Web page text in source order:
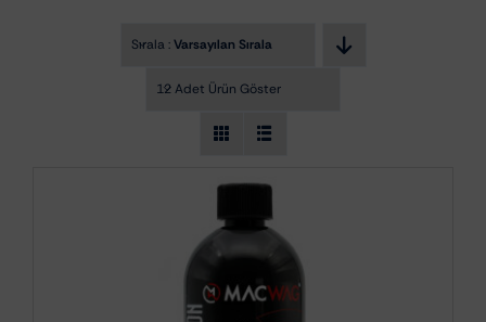
Sırala :Varsayılan Sıralama
12 Adet Ürün Göster